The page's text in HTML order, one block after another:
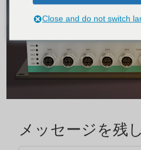
メッセージを残
Close and do not switch